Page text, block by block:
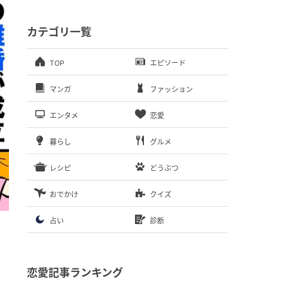
カテゴリ一覧
TOP エピソード
マンガ ファッション
エンタメ 恋愛
暮らし グルメ
レシピ どうぶつ
おでかけ クイズ
占い 診断
恋愛記事ランキング